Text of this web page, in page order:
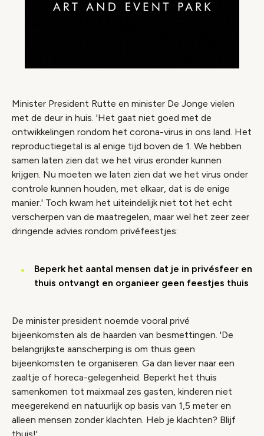
Minister President Rutte en minister De Jonge vielen
met de deur in huis. 'Het gaat niet goed met de
ontwikkelingen rondom het corona-virus in ons land. Het
reproductiegetal is al enige tijd boven de 1. We hebben
samen laten zien dat we het virus eronder kunnen
krijgen. Nu moeten we laten zien dat we het virus onder
controle kunnen houden, met elkaar, dat is de enige
manier.' Toch kwam het uiteindelijk niet tot het echt
verscherpen van de maatregelen, maar wel het zeer zeer
dringende advies rondom privéfeestjes:
Beperk het aantal mensen dat je in privésfeer en
thuis ontvangt en organieer geen feestjes thuis
De minister president noemde vooral privé
bijeenkomsten als de haarden van besmettingen. 'De
belangrijkste aanscherping is om thuis geen
bijeenkomsten te organiseren. Ga dan liever naar een
zaaltje of horeca-gelegenheid. Beperkt het thuis
samenkomen tot maixmaal zes gasten, kinderen niet
meegerekend en natuurlijk op basis van 1,5 meter en
alleen mensen zonder klachten. Heb je klachten? Blijf